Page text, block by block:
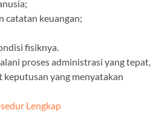
catatan keuangan;
fisiknya.
proses administrasi yang tepat,
yang menyatakan
Lengkap